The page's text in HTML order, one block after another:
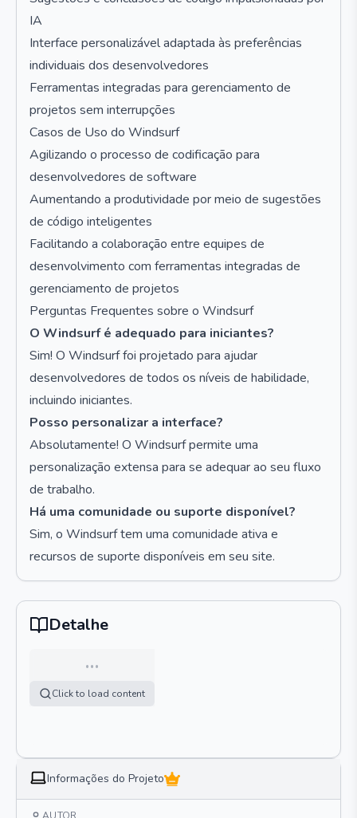
IA
Interface personalizável adaptada às preferências
individuais dos desenvolvedores
Ferramentas integradas para gerenciamento de
projetos sem interrupções
Casos de Uso do Windsurf
Agilizando o processo de codificação para
desenvolvedores de software
Aumentando a produtividade por meio de sugestões
de código inteligentes
Facilitando a colaboração entre equipes de
desenvolvimento com ferramentas integradas de
gerenciamento de projetos
Perguntas Frequentes sobre o Windsurf
O Windsurf é adequado para iniciantes?
Sim! O Windsurf foi projetado para ajudar
desenvolvedores de todos os níveis de habilidade,
incluindo iniciantes.
Posso personalizar a interface?
Absolutamente! O Windsurf permite uma
personalização extensa para se adequar ao seu fluxo
de trabalho.
Há uma comunidade ou suporte disponível?
Sim, o Windsurf tem uma comunidade ativa e
recursos de suporte disponíveis em seu site.
Detalhe
…
Click to load content
Informações do Projeto